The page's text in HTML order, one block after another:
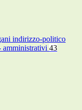
indirizzo-politico
amministrativi 43